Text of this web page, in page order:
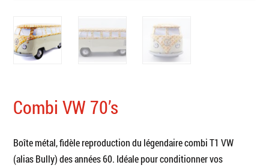
Combi VW 70’s
Boîte métal, fidèle reproduction du légendaire combi T1 VW
(alias Bully) des années 60. Idéale pour conditionner vos